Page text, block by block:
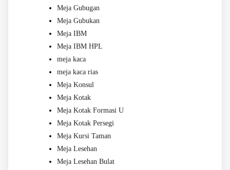
Meja Gubugan
Meja Gubukan
Meja IBM
Meja IBM HPL
meja kaca
meja kaca rias
Meja Konsul
Meja Kotak
Meja Kotak Formasi U
Meja Kotak Persegi
Meja Kursi Taman
Meja Lesehan
Meja Lesehan Bulat